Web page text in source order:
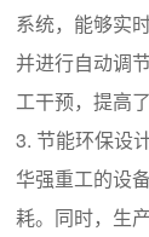
系统，能够实
并进行自动调
工干预，提高
3. 节能环保设
华强重工的设
耗。同时，生